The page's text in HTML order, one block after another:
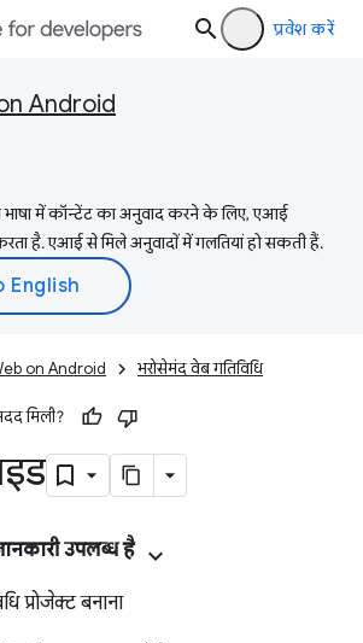
प्रवेश करें
Android
में कॉन्टेंट का अनुवाद करने के लिए, एआई
है. एआई से मिले अनुवादों में गलतियां हो सकती हैं.
on Android भरोसेमंद वेब गतिविधि
मिली?
उपलब्ध है
प्रोजेक्ट बनाना